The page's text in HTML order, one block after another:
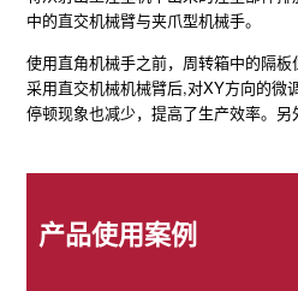
中的直交机械臂与夹爪型机械手。
使用直角机械手之前，周转箱中的隔板
采用直交机械机械臂后,对XY方向的微
停顿现象也减少，提高了生产效率。另
产品使用案例